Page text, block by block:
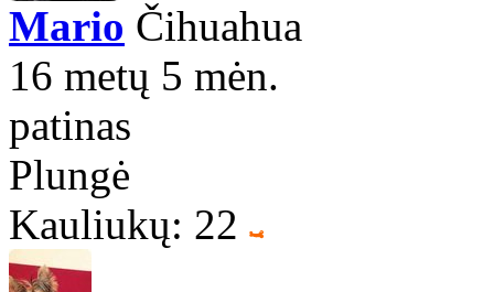
Mario Čihuahua
16 metų 5 mėn.
patinas
Plungė
Kauliukų: 22